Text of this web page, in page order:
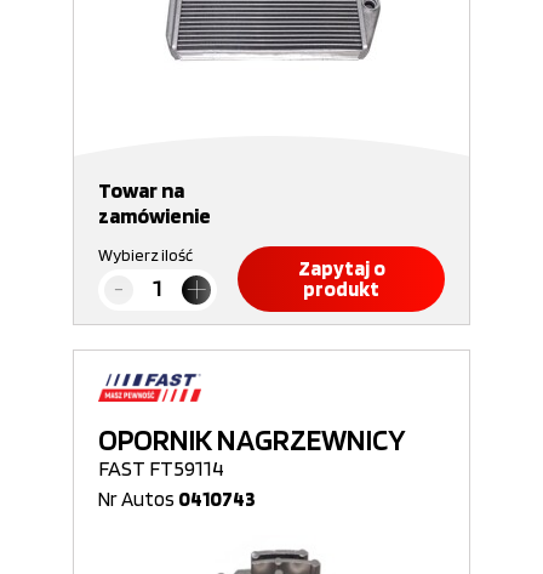
Towar na
zamówienie
Wybierz ilość
Zapytaj o
produkt
OPORNIK NAGRZEWNICY
FAST FT59114
Nr Autos 0410743